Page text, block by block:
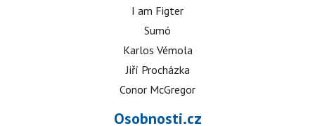
I am Figter
Sumó
Karlos Vémola
Jiří Procházka
Conor McGregor
Osobnosti.cz